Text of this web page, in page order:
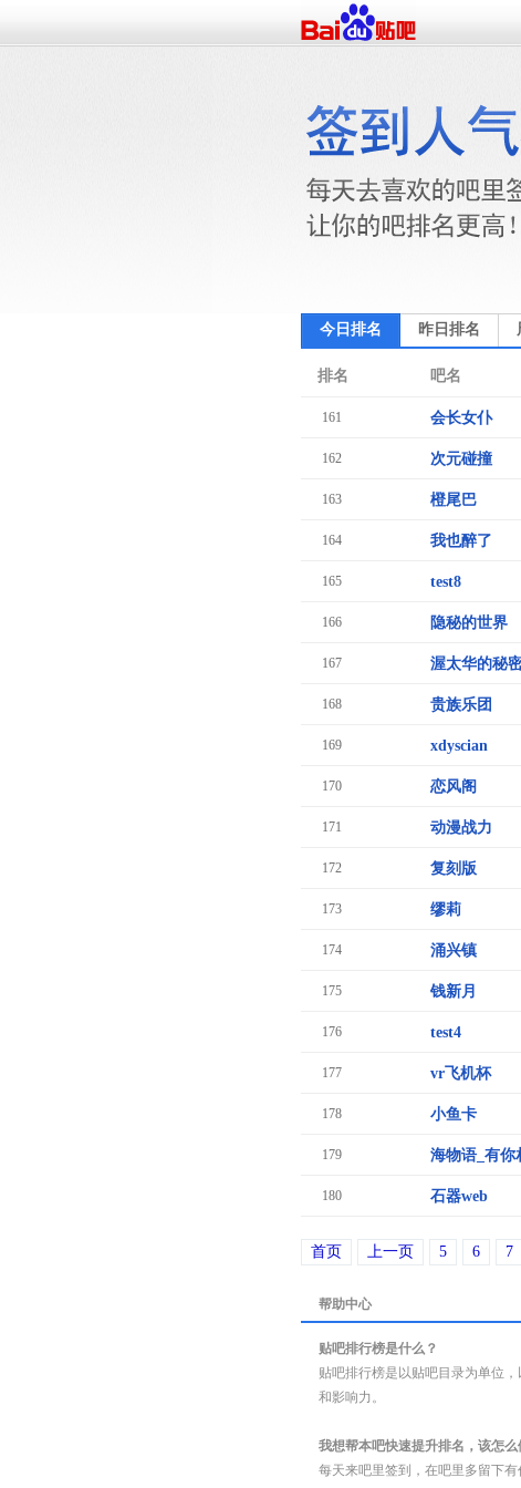
今日排名 昨日排名
排名 吧名
161 会长女仆
162 次元碰撞
163 橙尾巴
164 我也醉了
165 test8
166 隐秘的世界
167 渥太华的秘
168 贵族乐团
169 xdyscian
170 恋风阁
171 动漫战力
172 复刻版
173 缪莉
174 涌兴镇
175 钱新月
176 test4
177 vr飞机杯
178 小鱼卡
179 海物语_有你
180 石器web
首页 上一页 5 6 7
帮助中心
贴吧排行榜是什么？
贴吧排行榜是以贴吧目录为单位
和影响力。
我想帮本吧快速提升排名，该怎么
每天来吧里签到，在吧里多留下